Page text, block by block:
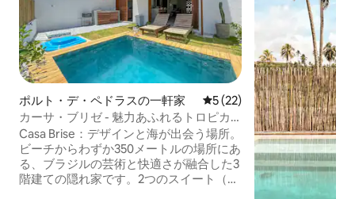
ポルト・デ・ペドラスの一軒家 レビュー22件、5つ星中5つ
5 (22)
カーサ・ブリゼ - 魅力あふれるトロピカ
ルな隠れ家
Casa Brise：デザインと海が出会う場所。
ビーチからわずか350メートルの場所にあ
る、ブラジルの芸術と快適さが融合した3
階建ての隠れ家です。2つのスイート（う